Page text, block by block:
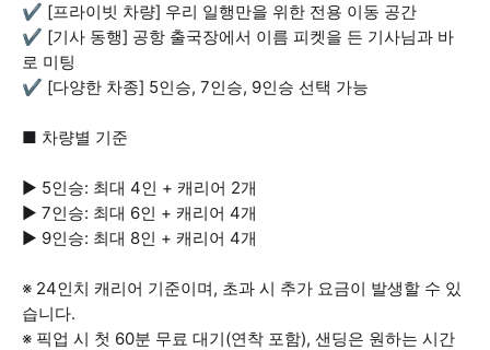
✔️ [프라이빗 차량] 우리 일행만을 위한 전용 이동 공간
✔️ [기사 동행] 공항 출국장에서 이름 피켓을 든 기사님과 바
로 미팅
✔️ [다양한 차종] 5인승, 7인승, 9인승 선택 가능
■ 차량별 기준
▶ 5인승: 최대 4인 + 캐리어 2개
▶ 7인승: 최대 6인 + 캐리어 4개
▶ 9인승: 최대 8인 + 캐리어 4개
※ 24인치 캐리어 기준이며, 초과 시 추가 요금이 발생할 수 있
습니다.
※ 픽업 시 첫 60분 무료 대기(연착 포함), 샌딩은 원하는 시간